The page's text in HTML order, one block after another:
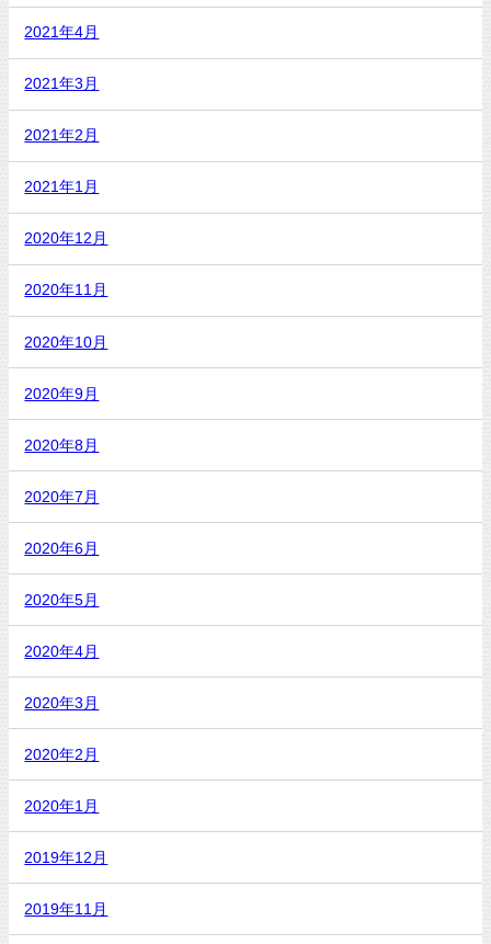
2021年4月
2021年3月
2021年2月
2021年1月
2020年12月
2020年11月
2020年10月
2020年9月
2020年8月
2020年7月
2020年6月
2020年5月
2020年4月
2020年3月
2020年2月
2020年1月
2019年12月
2019年11月